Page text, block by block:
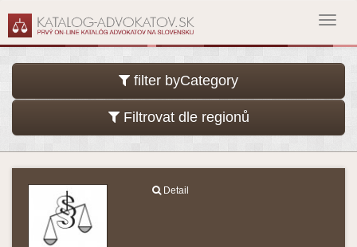
filter byCategory
Filtrovat dle regionů
Detail